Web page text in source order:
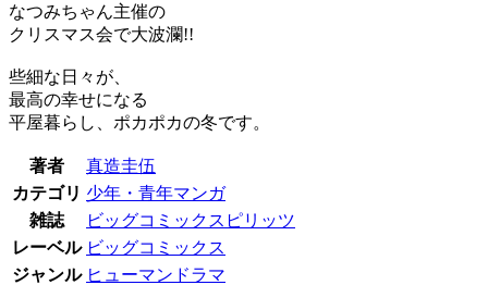
なつみちゃん主催の
クリスマス会で大波瀾!!
些細な日々が、
最高の幸せになる
平屋暮らし、ポカポカの冬です。
著者
真造圭伍
カテゴリ 少年・青年マンガ
雑誌
ビッグコミックスピリッツ
レーベル ビッグコミックス
ジャンル ヒューマンドラマ